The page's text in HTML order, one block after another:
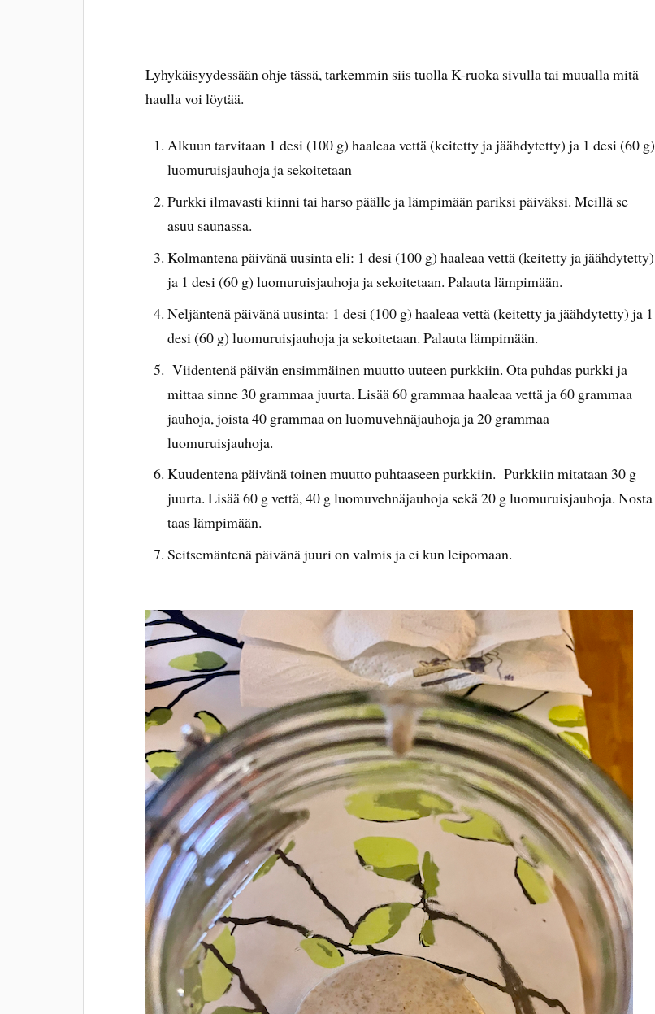
Lyhykäisyydessään ohje tässä, tarkemmin siis tuolla K-ruoka sivulla tai muualla mitä
haulla voi löytää.
Alkuun tarvitaan 1 desi (100 g) haaleaa vettä (keitetty ja jäähdytetty) ja 1 desi (60 g)
luomuruisjauhoja ja sekoitetaan
Purkki ilmavasti kiinni tai harso päälle ja lämpimään pariksi päiväksi. Meillä se
asuu saunassa.
Kolmantena päivänä uusinta eli: 1 desi (100 g) haaleaa vettä (keitetty ja jäähdytetty)
ja 1 desi (60 g) luomuruisjauhoja ja sekoitetaan. Palauta lämpimään.
Neljäntenä päivänä uusinta: 1 desi (100 g) haaleaa vettä (keitetty ja jäähdytetty) ja 1
desi (60 g) luomuruisjauhoja ja sekoitetaan. Palauta lämpimään.
Viidentenä päivän ensimmäinen muutto uuteen purkkiin. Ota puhdas purkki ja
mittaa sinne 30 grammaa juurta. Lisää 60 grammaa haaleaa vettä ja 60 grammaa
jauhoja, joista 40 grammaa on luomuvehnäjauhoja ja 20 grammaa
luomuruisjauhoja.
Kuudentena päivänä toinen muutto puhtaaseen purkkiin. Purkkiin mitataan 30 g
juurta. Lisää 60 g vettä, 40 g luomuvehnäjauhoja sekä 20 g luomuruisjauhoja. Nosta
taas lämpimään.
Seitsemäntenä päivänä juuri on valmis ja ei kun leipomaan.